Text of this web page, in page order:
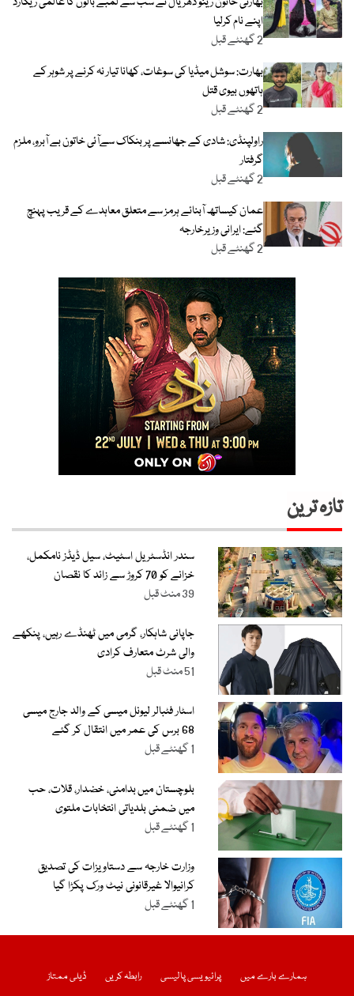
اپنے نام کرلیا
2 گھنٹے قبل
بھارت: سوشل میڈیا کی سوغات، کھانا تیار نہ کرنے پر شوہر کے
ہاتھوں بیوی قتل
2 گھنٹے قبل
راولپنڈی: شادی کے جھانسے پر بنکاک سےآئی خاتون بے آبرو، ملزم
گرفتار
2 گھنٹے قبل
عمان کیساتھ آبنائے ہرمز سے متعلق معاہدے کے قریب پہنچ
گئے: ایرانی وزیرخارجہ
2 گھنٹے قبل
تازہ ترین
سندر انڈسٹریل اسٹیٹ، سیل ڈیڈز نامکمل،
خزانے کو 70 کروڑ سے زائد کا نقصان
39 منٹ قبل
جاپانی شاہکار، گرمی میں ٹھنڈے رہیں، پنکھے
والی شرٹ متعارف کرادی
51 منٹ قبل
اسٹار فٹبالر لیونل میسی کے والد جارج میسی
68 برس کی عمر میں انتقال کر گئے
1 گھنٹے قبل
بلوچستان میں بدامنی، خضدار، قلات، حب
میں ضمنی بلدیاتی انتخابات ملتوی
1 گھنٹے قبل
وزارت خارجہ سے دستاویزات کی تصدیق
کرانیوالا غیرقانونی نیٹ ورک پکڑا گیا
1 گھنٹے قبل
ہمارے بارے میں پرائیویسی پالیسی رابطہ کریں ڈیلی ممتاز